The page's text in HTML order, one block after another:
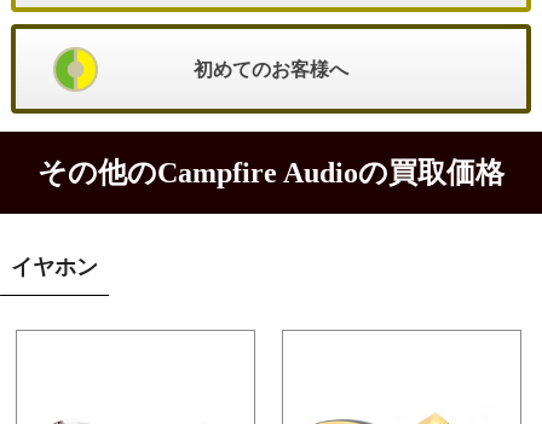
初めてのお客様へ
その他のCampfire Audioの買取価格
イヤホン